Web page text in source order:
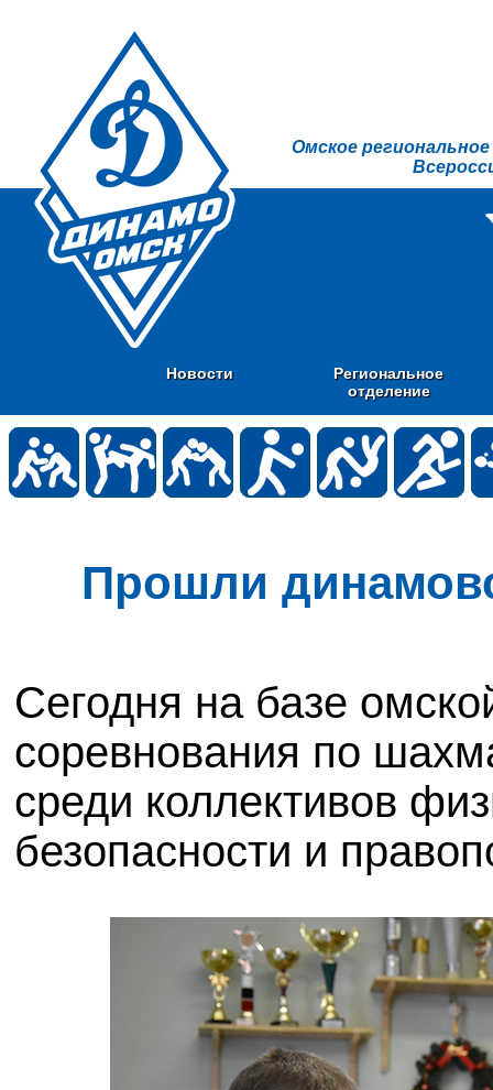
Омское
Новости
Региональное
отделение
Прошли
Сегодня на базе
соревнования по
среди коллективов
безопасности и